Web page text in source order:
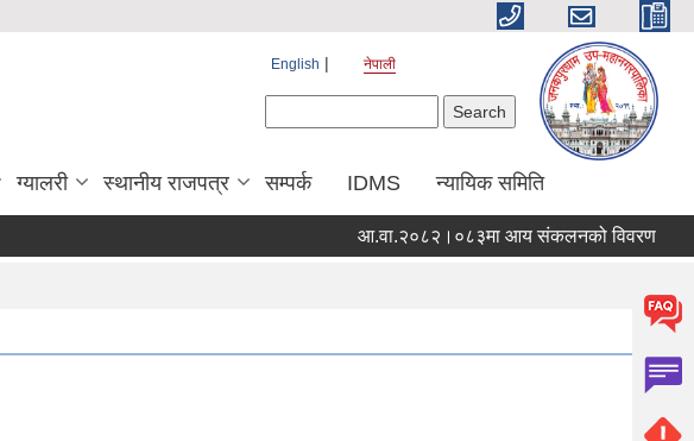
English नेपाली
ग्यालरी स्थानीय राजपत्र सम्पर्क IDMS न्यायिक समिति
आ.वा.२०८२।०८३मा आय संकलनको विवरण